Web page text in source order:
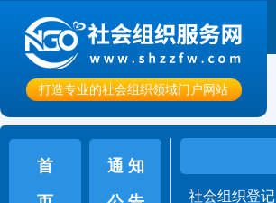
打造专业的社会组织领域门户网站
首
通 知
社会组织登记